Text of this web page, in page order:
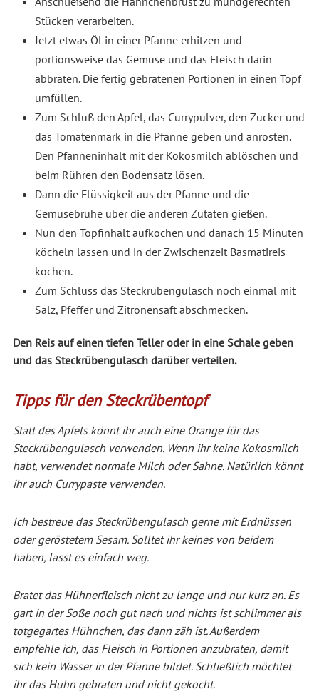
Stücken verarbeiten.
Jetzt etwas Öl in einer Pfanne erhitzen und
portionsweise das Gemüse und das Fleisch darin
abbraten. Die fertig gebratenen Portionen in einen Topf
umfüllen.
Zum Schluß den Apfel, das Currypulver, den Zucker und
das Tomatenmark in die Pfanne geben und anrösten.
Den Pfanneninhalt mit der Kokosmilch ablöschen und
beim Rühren den Bodensatz lösen.
Dann die Flüssigkeit aus der Pfanne und die
Gemüsebrühe über die anderen Zutaten gießen.
Nun den Topfinhalt aufkochen und danach 15 Minuten
köcheln lassen und in der Zwischenzeit Basmatireis
kochen.
Zum Schluss das Steckrübengulasch noch einmal mit
Salz, Pfeffer und Zitronensaft abschmecken.
Den Reis auf einen tiefen Teller oder in eine Schale geben
und das Steckrübengulasch darüber verteilen.
Tipps für den Steckrübentopf
Statt des Apfels könnt ihr auch eine Orange für das
Steckrübengulasch verwenden. Wenn ihr keine Kokosmilch
habt, verwendet normale Milch oder Sahne. Natürlich könnt
ihr auch Currypaste verwenden.
Ich bestreue das Steckrübengulasch gerne mit Erdnüssen
oder geröstetem Sesam. Solltet ihr keines von beidem
haben, lasst es einfach weg.
Bratet das Hühnerfleisch nicht zu lange und nur kurz an. Es
gart in der Soße noch gut nach und nichts ist schlimmer als
totgegartes Hühnchen, das dann zäh ist. Außerdem
empfehle ich, das Fleisch in Portionen anzubraten, damit
sich kein Wasser in der Pfanne bildet. Schließlich möchtet
ihr das Huhn gebraten und nicht gekocht.